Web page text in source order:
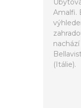
Amalfi.
(Itálie).